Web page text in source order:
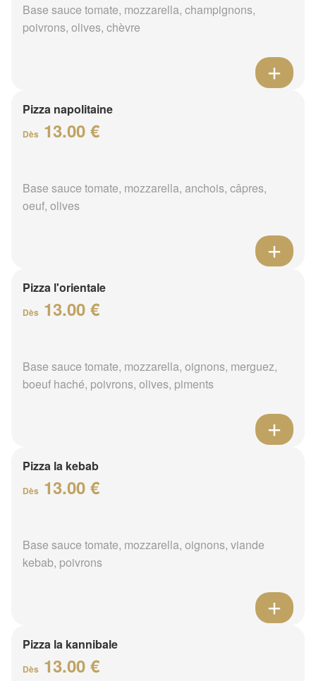
Base sauce tomate, mozzarella, champignons,
poivrons, olives, chèvre
Pizza napolitaine
Dès 13.00 €
Base sauce tomate, mozzarella, anchois, câpres,
oeuf, olives
Pizza l'orientale
Dès 13.00 €
Base sauce tomate, mozzarella, oignons, merguez,
boeuf haché, poivrons, olives, piments
Pizza la kebab
Dès 13.00 €
Base sauce tomate, mozzarella, oignons, viande
kebab, poivrons
Pizza la kannibale
Dès 13.00 €